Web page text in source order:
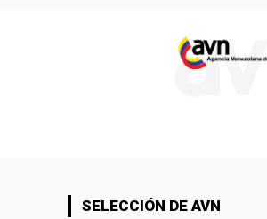
SELECCIÓN DE AVN